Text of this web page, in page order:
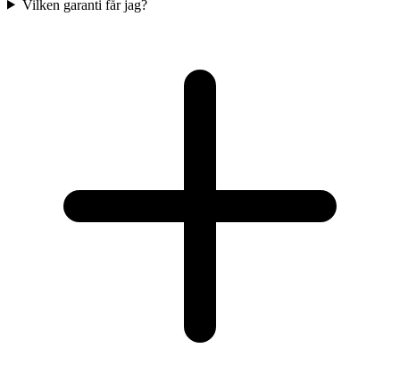
Vilken garanti får jag?